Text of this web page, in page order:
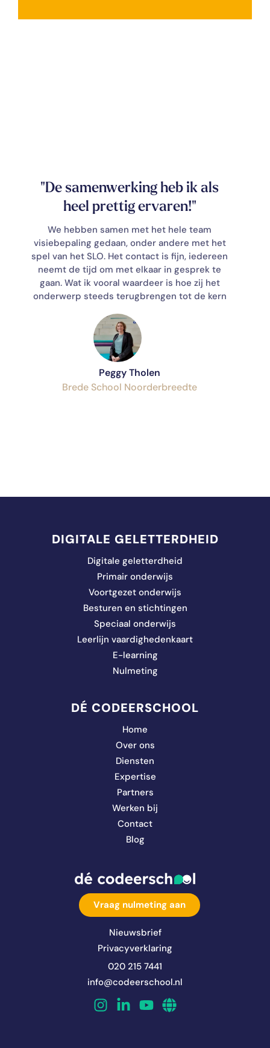
"De samenwerking heb ik als
heel prettig ervaren!"
We hebben samen met het hele team
visiebepaling gedaan, onder andere met het
spel van het SLO. Het contact is fijn, iedereen
neemt de tijd om met elkaar in gesprek te
gaan. Wat ik vooral waardeer is hoe zij het
onderwerp steeds terugbrengen tot de kern
Peggy Tholen
Brede School Noorderbreedte
DIGITALE GELETTERDHEID
Digitale geletterdheid
Primair onderwijs
Voortgezet onderwijs
Besturen en stichtingen
Speciaal onderwijs
Leerlijn vaardighedenkaart
E-learning
Nulmeting
DÉ CODEERSCHOOL
Home
Over ons
Diensten
Expertise
Partners
Werken bij
Contact
Blog
Vraag nulmeting aan
Nieuwsbrief
Privacyverklaring
020 215 7441
info@codeerschool.nl